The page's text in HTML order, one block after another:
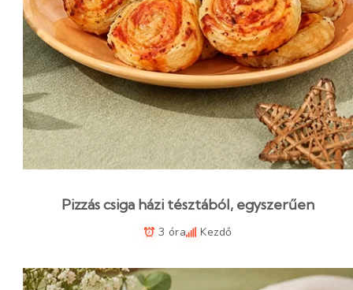
Pizzás csiga házi tésztából, egyszerűen
3 óra Kezdő